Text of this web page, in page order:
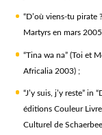
“D’où viens-tu pirate
Martyrs en mars
“Tina wa na” (Toi et
Africalia 2003) ;
“J’y suis, j’y reste” in
éditions Couleur
Culturel de